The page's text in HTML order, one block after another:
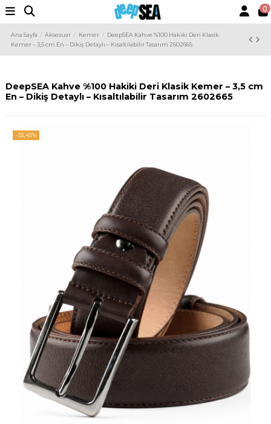
0
Ana Sayfa Aksesuar Kemer
DeepSEA Kahve %100 Hakiki Deri Klasik
Kemer – 3,5 cm En – Dikiş Detaylı – Kısaltılabilir Tasarım 2602665
DeepSEA Kahve %100 Hakiki Deri Klasik Kemer – 3,5 cm
En – Dikiş Detaylı – Kısaltılabilir Tasarım 2602665
-55,45%